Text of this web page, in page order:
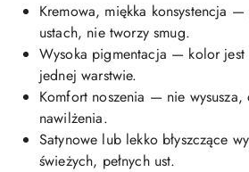
Kremowa, miękka konsystencja —
ustach, nie tworzy smug.
Wysoka pigmentacja — kolor jest
jednej warstwie.
Komfort noszenia — nie wysusza,
nawilżenia.
Satynowe lub lekko błyszczące
świeżych, pełnych ust.